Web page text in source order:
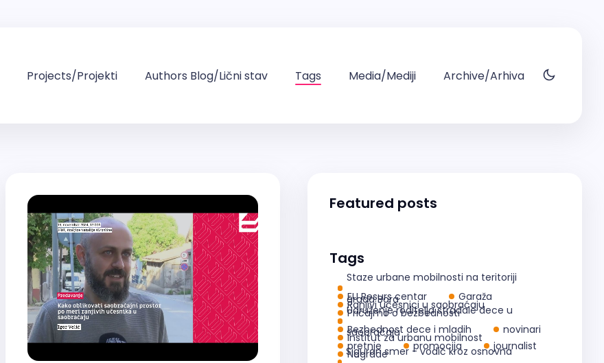
Projects/Projekti Authors Blog/Lični stav Tags Media/Mediji Archive/Arhiva
Featured posts
Tags
Staze urbane mobilnosti na teritoriji
grada Bora
EU Resurs centar Garaža
Ranjivi učesnici u saobraćaju
Pričajmo o bezbednosti
Udruženje roditelja stradale dece u
saobraćaju
Bezbednost dece i mladih novinari
Institut za urbanu mobilnost
pretnje promocija journalist
Nagrade
Siguran smer - vodič kroz osnovna